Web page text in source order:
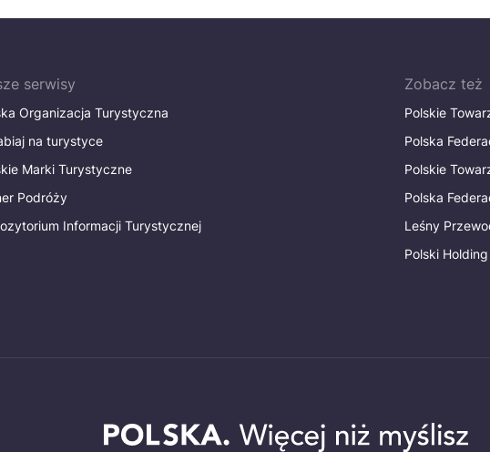
serwisy
Organizacja Turystyczna
na turystyce
Marki Turystyczne
Podróży
Informacji Turystycznej
Zobacz też
Polskie
Polska
Polskie
Polska
Leśny
Polski